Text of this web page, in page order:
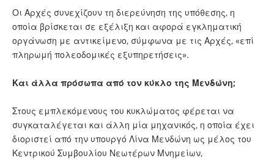
Οι Αρχές συνεχίζουν τη διερεύνηση της υπόθεσης, η
οποία βρίσκεται σε εξέλιξη και αφορά εγκληματική
οργάνωση με αντικείμενο, σύμφωνα με τις Αρχές, «επί
πληρωμή πολεοδομικές εξυπηρετήσεις».
Και άλλα πρόσωπα από τον κύκλο της Μενδώνη;
Στους εμπλεκόμενους του κυκλώματος φέρεται να
συγκαταλέγεται και άλλη μία μηχανικός, η οποία έχει
διοριστεί από την υπουργό Λίνα Μενδώνη ως μέλος του
Κεντρικού Συμβουλίου Νεωτέρων Μνημείων,